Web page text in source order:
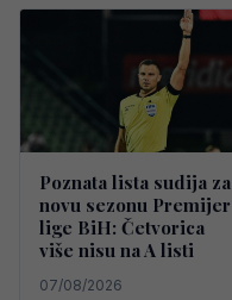
Poznata lista sudija za
novu sezonu Premijer
lige BiH: Četvorica
više nisu na A listi
07/08/2026